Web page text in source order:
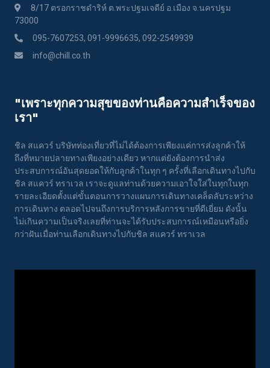
8/17 ตรอกราชดำริห์ ต.พระปฐมเจดีย์ อ.เมือง จ.นครปฐม
73000
095-7607253, 091-9996635, 092-2549939
info@chill.co.th
"เพราะทุกความสุขของท่านคือความสําเร็จของ
เรา"
ชิล สแควร์ บริษัทท่องเที่ยวที่ไม่ได้ต้องการเพียงแค่การส่งลูกค้าให้
ถึงที่หมายปลายทางเพียงอย่างเดียว หากแต่ยังต้องการนำส่ง
ประสบการณ์อันสุดยอดให้กับลูกค้าในทุก ๆ ครั้งที่เลือกเดินทางไปกับ
ชิล สแควร์ ทราเวล เราจะดูแลท่านด้วยความเอาใจใส่ในทุกในทุก
รายละเอียดตั้งแต่ขั้นตอนการวางแผนการเดินทางเคล็ดลับระหว่าง
การเดินทาง ตลอดไปจนถึงการบริการหลังการขายที่ดีเยี่ยม ดังนั้น
ไม่เกินความเป็นจริงเลยที่ท่านจะได้รับประสบการณ์เหมือนหรือยิ่ง
กว่าฝันเมื่อท่านเลือกเดินทางไปกับชิล สแควร์ ทราเวล